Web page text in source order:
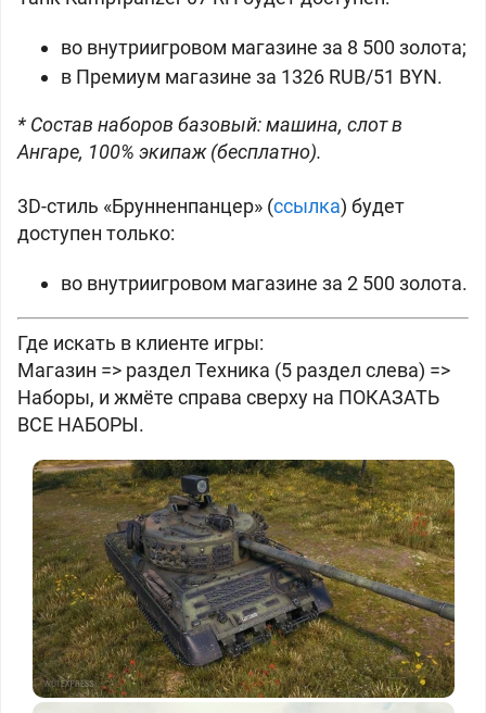
во внутриигровом магазине за 8 500 золота;
в Премиум магазине за 1326 RUB/51 BYN.
* Состав наборов базовый: машина, слот в
Ангаре, 100% экипаж (бесплатно).
3D-стиль «Брунненпанцер» (ссылка) будет
доступен только:
во внутриигровом магазине за 2 500 золота.
Где искать в клиенте игры:
Магазин => раздел Техника (5 раздел слева) =>
Наборы, и жмёте справа сверху на ПОКАЗАТЬ
ВСЕ НАБОРЫ.